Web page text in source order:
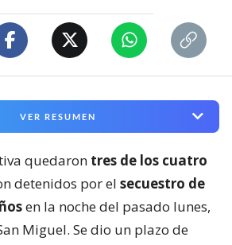
VER RESUMEN
quedaron tres de los cuatro
detenidos por el secuestro de
en la noche del pasado lunes,
Miguel. Se dio un plazo de